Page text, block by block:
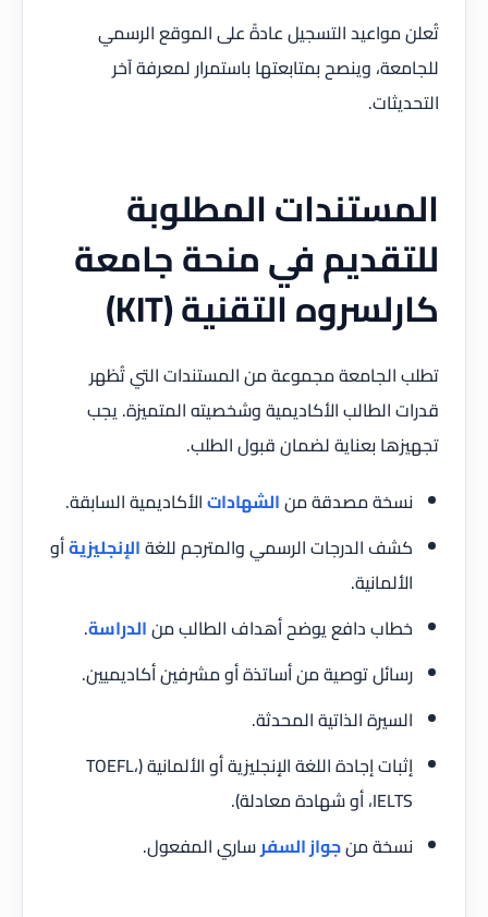
تُعلن مواعيد التسجيل عادةً على الموقع الرسمي
للجامعة، وينصح بمتابعتها باستمرار لمعرفة آخر
التحديثات.
المستندات المطلوبة
للتقديم في منحة جامعة
كارلسروه التقنية (KIT)
تطلب الجامعة مجموعة من المستندات التي تُظهر
قدرات الطالب الأكاديمية وشخصيته المتميزة. يجب
تجهيزها بعناية لضمان قبول الطلب.
نسخة مصدقة منالشهاداتالأكاديمية السابقة.
كشف الدرجات الرسمي والمترجم للغةالإنجليزيةأو
الألمانية.
خطاب دافع يوضح أهداف الطالب منالدراسة.
رسائل توصية من أساتذة أو مشرفين أكاديميين.
السيرة الذاتية المحدثة.
إثبات إجادة اللغة الإنجليزية أو الألمانية (TOEFL،
IELTS، أو شهادة معادلة).
نسخة منجواز السفرساري المفعول.